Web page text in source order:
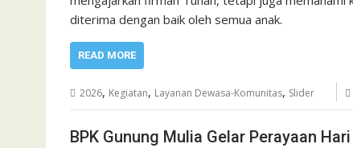
diterima dengan baik oleh semua anak.
READ MORE
2026, Kegiatan, Layanan Dewasa-Komunitas, Slider
BPK Gunung Mulia Gelar Perayaan